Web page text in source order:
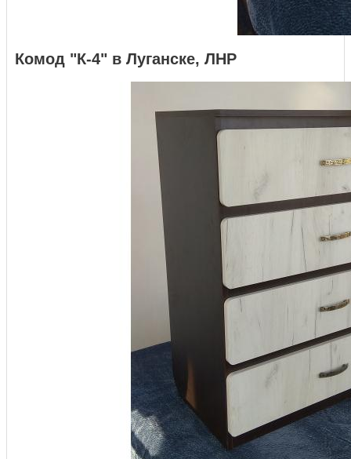
Комод "К-4" в Луганске, ЛНР